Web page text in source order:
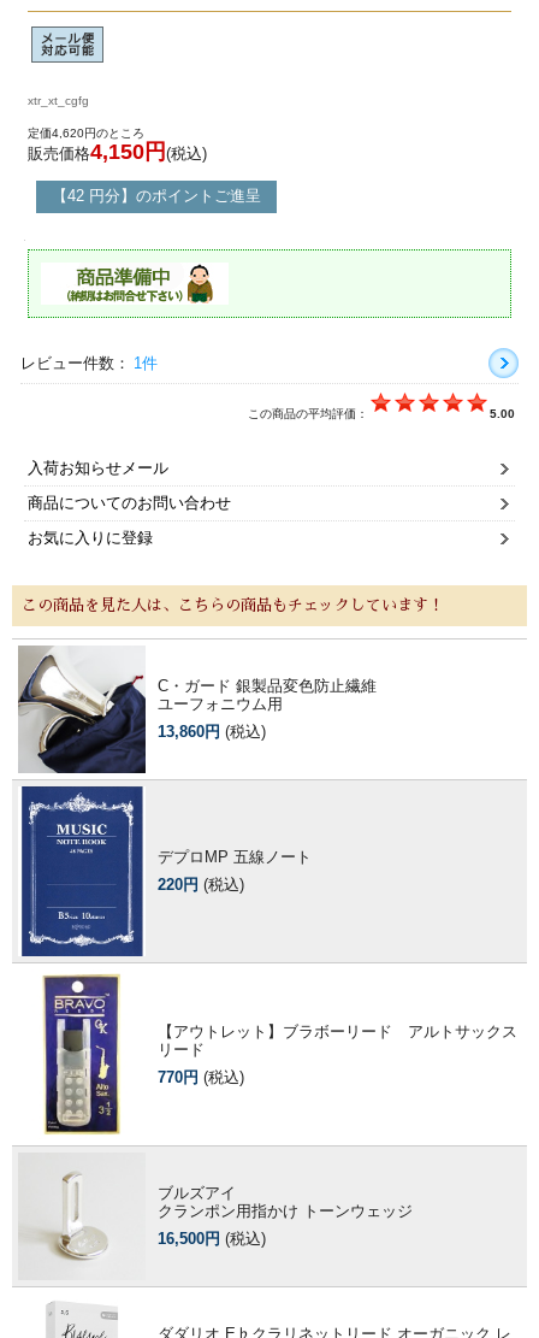
xtr_xt_cgfg
定価4,620円のところ
販売価格4,150円 (税込)
【42 円分】のポイントご進呈
レビュー件数： 1件
この商品の平均評価： 5.00
入荷お知らせメール
商品についてのお問い合わせ
お気に入りに登録
この商品を見た人は、こちらの商品もチェックしています！
C・ガード 銀製品変色防止繊維
ユーフォニウム用
13,860円 (税込)
デプロMP 五線ノート
220円 (税込)
【アウトレット】ブラボーリード アルトサックス
リード
770円 (税込)
ブルズアイ
クランポン用指かけ トーンウェッジ
16,500円 (税込)
ダダリオ E♭クラリネットリード オーガニック レ